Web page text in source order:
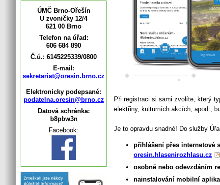
ÚMČ Brno-Ořešín
U zvoničky 12/4
621 00 Brno
Telefon na úřad:
606 684 890
Č.ú.: 6145225339/0800
E-mail:
sekretariat@oresin.brno.cz
Elektronicky podepsané:
podatelna.oresin@brno.cz
Datová schránka:
b8pbw3n
Facebook:
Při registraci si sami zvolíte, který
elektřiny, kulturních akcích, apod.,
Je to opravdu snadné! Do služby
přihlášení přes internetové
oresin.hlasenirozhlasu.cz
osobně nebo odevzdáním
nainstalování mobilní